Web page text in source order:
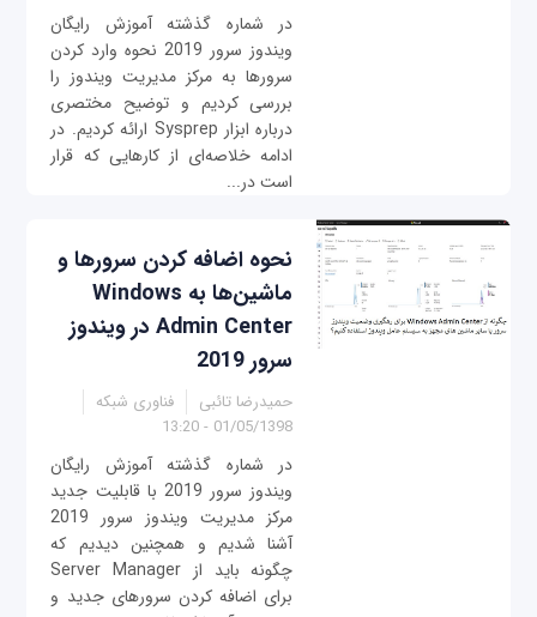
در شماره گذشته آموزش رایگان
ویندوز سرور 2019 نحوه وارد کردن
سرورها به مرکز مدیریت ویندوز را
بررسی کردیم و توضیح مختصری
درباره ابزار Sysprep ارائه کردیم. در
ادامه خلاصه‌ای از کارهایی که قرار
است در...
نحوه اضافه کردن سرورها و
ماشین‌ها به Windows
Admin Center در ویندوز
سرور 2019
حمیدرضا تائبی
فناوری شبکه
01/05/1398 - 13:20
در شماره گذشته آموزش رایگان
ویندوز سرور 2019 با قابلیت جدید
مرکز مدیریت ویندوز سرور 2019
آشنا شدیم و همچنین دیدیم که
چگونه باید از Server Manager
برای اضافه کردن سرورهای جدید و